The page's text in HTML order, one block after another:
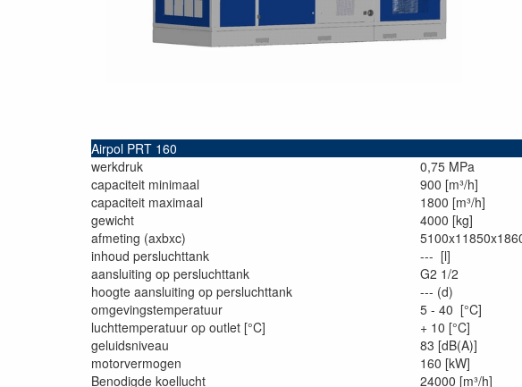
Airpol PRT 160
werkdruk
0,75 MPa
capaciteit minimaal
900 [m³/h]
capaciteit maximaal
1800 [m³/h]
gewicht
4000 [kg]
afmeting (axbxc)
inhoud persluchttank
--- [l]
aansluiting op persluchttank
G2 1/2
hoogte aansluiting op persluchttank
--- (d)
omgevingstemperatuur
5 - 40 [°C]
luchttemperatuur op outlet [°C]
+ 10 [°C]
geluidsniveau
83 [dB(A)]
motorvermogen
160 [kW]
Benodigde koellucht
24000 [m³/h]